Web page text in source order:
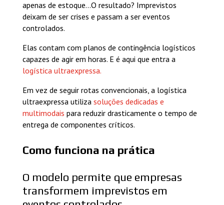
apenas de estoque…O resultado? Imprevistos
deixam de ser crises e passam a ser eventos
controlados.
Elas contam com planos de contingência logísticos
capazes de agir em horas. E é aqui que entra a
logística ultraexpressa.
Em vez de seguir rotas convencionais, a logística
ultraexpressa utiliza soluções dedicadas e
multimodais para reduzir drasticamente o tempo de
entrega de componentes críticos.
Como funciona na prática
O modelo permite que empresas
transformem imprevistos em